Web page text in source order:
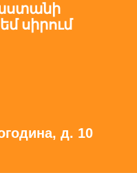
սիրում
д. 10